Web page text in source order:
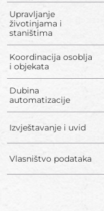
Upravljanje
životinjama i
staništima
Koordinacija osoblja
i objekata
Dubina
automatizacije
Izvještavanje i uvid
Vlasništvo podataka